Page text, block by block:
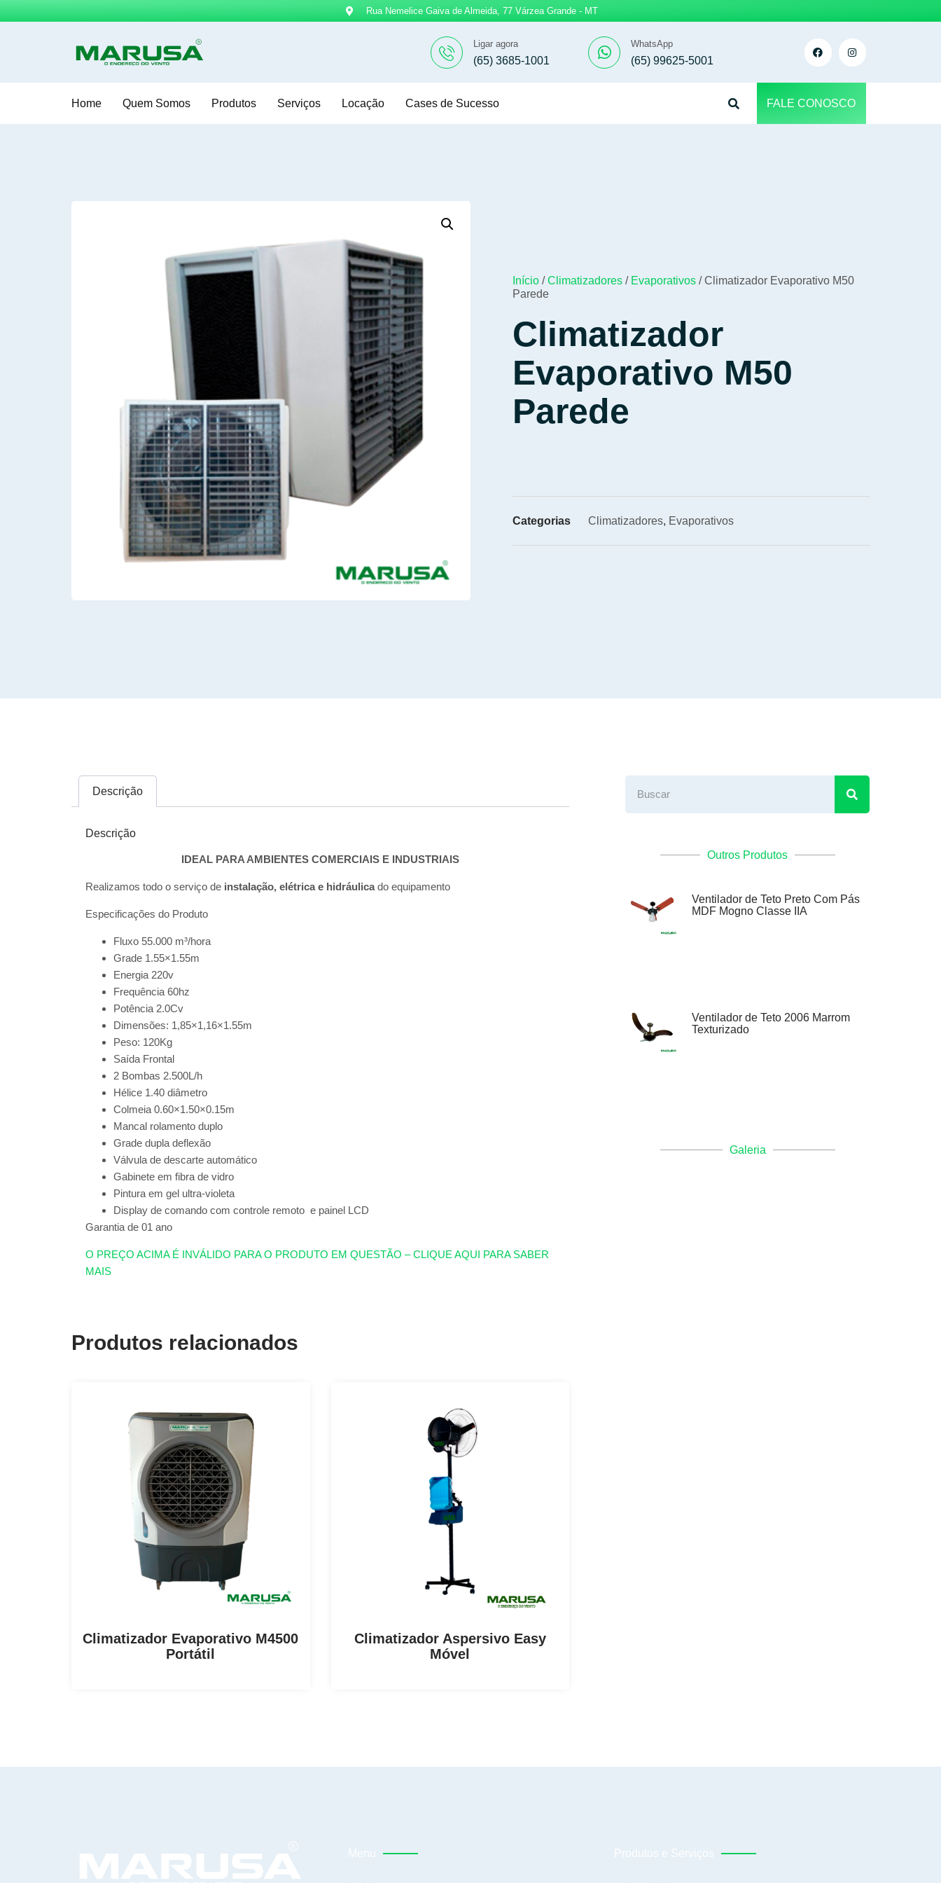
Rua Nemelice Gaiva de Almeida, 77 Várzea Grande - MT
Ligar agora
(65) 3685-1001
WhatsApp
(65) 99625-5001
Home Quem Somos Produtos Serviços Locação Cases de Sucesso FALE CONOSCO
Início /Climatizadores / Evaporativos / Climatizador Evaporativo M50
Parede
Climatizador
Evaporativo M50
Parede
Categorias Climatizadores, Evaporativos
Descrição
Descrição
IDEAL PARA AMBIENTES COMERCIAIS E INDUSTRIAIS
Realizamos todo o serviço de instalação, elétrica e hidráulicado equipamento
Especificações do Produto
Fluxo 55.000 m³/hora
Grade 1.55×1.55m
Energia 220v
Frequência 60hz
Potência 2.0Cv
Dimensões: 1,85×1,16×1.55m
Peso: 120Kg
Saída Frontal
2 Bombas 2.500L/h
Hélice 1.40 diâmetro
Colmeia 0.60×1.50×0.15m
Mancal rolamento duplo
Grade dupla deflexão
Válvula de descarte automático
Gabinete em fibra de vidro
Pintura em gel ultra-violeta
Display de comando com controle remoto e painel LCD
Garantia de 01 ano
O PREÇO ACIMA É INVÁLIDO PARA O PRODUTO EM QUESTÃO – CLIQUE AQUI PARA SABER
MAIS
Produtos relacionados
Climatizador Evaporativo M4500
Portátil
Climatizador Aspersivo Easy
Móvel
Outros Produtos
Ventilador de Teto Preto Com Pás
MDF Mogno Classe IIA
Ventilador de Teto 2006 Marrom
Texturizado
Galeria
Menu Produtos e Serviços